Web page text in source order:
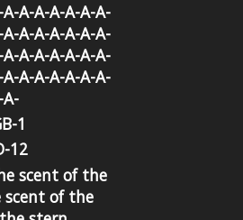
A-A-A-A-A-A-
A-A-A-A-A-A-
A-A-A-A-A-A-
A-A-A-A-A-A-
1
12
scent of the
scent of the